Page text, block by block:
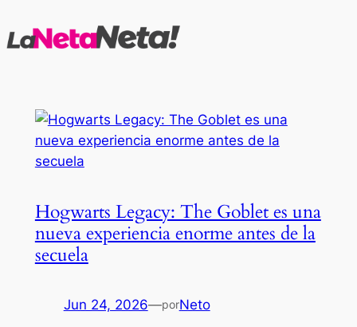
al
Hogwarts Legacy: The Goblet es una
nueva experiencia enorme antes de la
secuela
Jun 24, 2026—porNeto